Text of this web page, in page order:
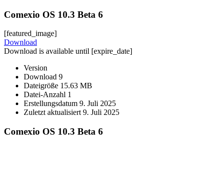
Comexio OS 10.3 Beta 6
[featured_image]
Download
Download is available until [expire_date]
Version
Download 9
Dateigröße 15.63 MB
Datei-Anzahl 1
Erstellungsdatum 9. Juli 2025
Zuletzt aktualisiert9. Juli 2025
Comexio OS 10.3 Beta 6